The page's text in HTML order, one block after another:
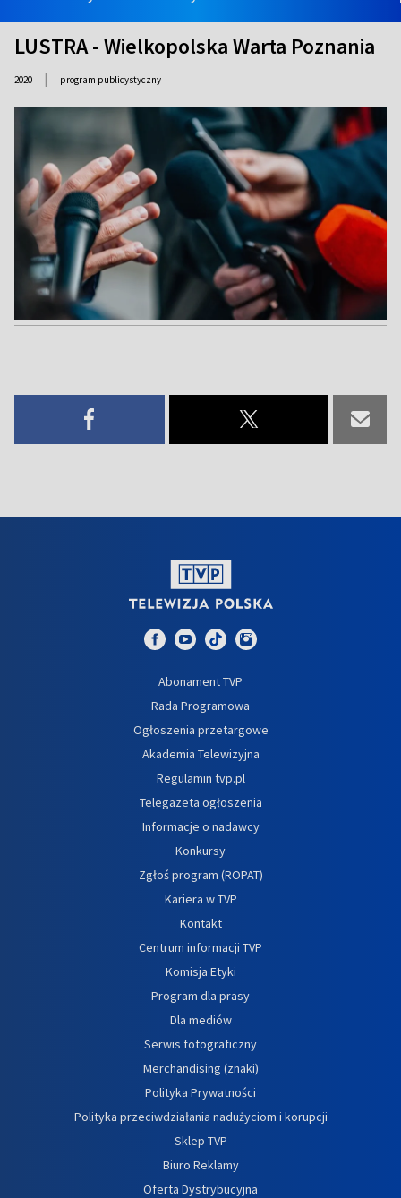
LUSTRA - Wielkopolska Warta Poznania
2020 | program publicystyczny
Abonament TVP
Rada Programowa
Ogłoszenia przetargowe
Akademia Telewizyjna
Regulamin tvp.pl
Telegazeta ogłoszenia
Informacje o nadawcy
Konkursy
Zgłoś program (ROPAT)
Kariera w TVP
Kontakt
Centrum informacji TVP
Komisja Etyki
Program dla prasy
Dla mediów
Serwis fotograficzny
Merchandising (znaki)
Polityka Prywatności
Polityka przeciwdziałania nadużyciom i korupcji
Sklep TVP
Biuro Reklamy
Oferta Dystrybucyjna